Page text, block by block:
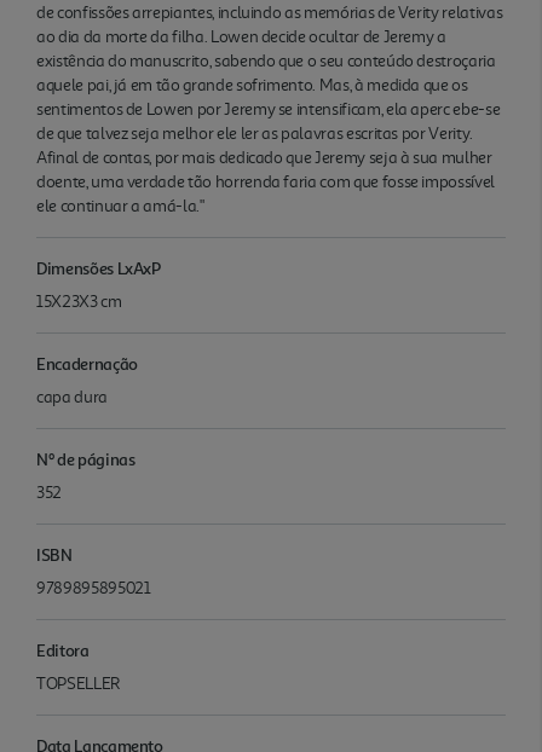
de confissões arrepiantes, incluindo as memórias de Verity relativas
ao dia da morte da filha. Lowen decide ocultar de Jeremy a
existência do manuscrito, sabendo que o seu conteúdo destroçaria
aquele pai, já em tão grande sofrimento. Mas, à medida que os
sentimentos de Lowen por Jeremy se intensificam, ela aperc ebe-se
de que talvez seja melhor ele ler as palavras escritas por Verity.
Afinal de contas, por mais dedicado que Jeremy seja à sua mulher
doente, uma verdade tão horrenda faria com que fosse impossível
ele continuar a amá-la."
Dimensões LxAxP
15X23X3 cm
Encadernação
capa dura
Nº de páginas
352
ISBN
9789895895021
Editora
TOPSELLER
Data Lançamento